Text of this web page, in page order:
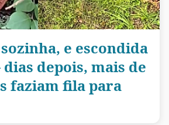
e escondida
depois, mais de
faziam fila para